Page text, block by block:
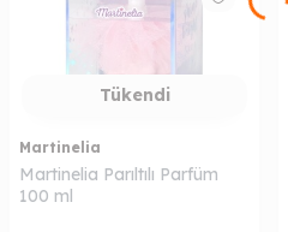
Tükendi
Martinelia
Martinelia Parıltılı Parfüm
100 ml